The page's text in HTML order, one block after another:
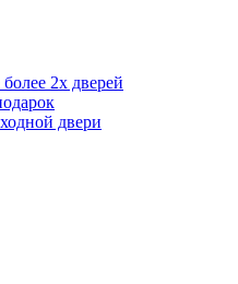
2х дверей
двери